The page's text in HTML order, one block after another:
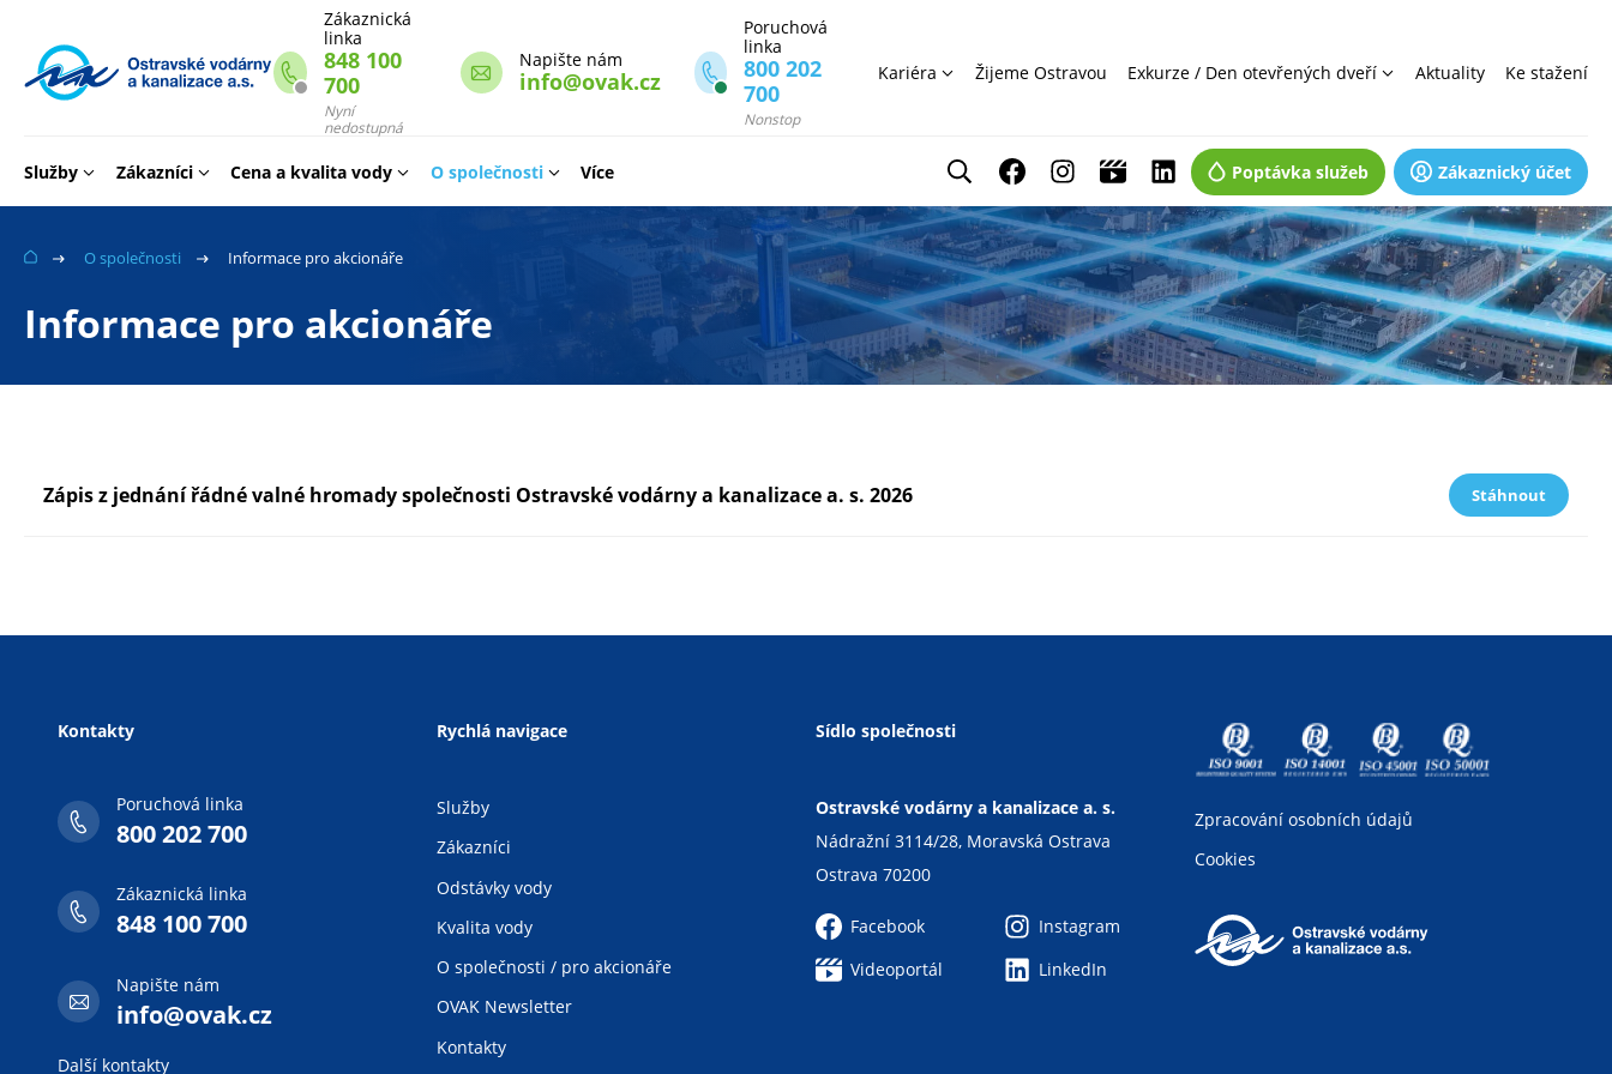
Webové
míru
Zákaznická
linka
848 100
700
Nyní
nedostupná
Napište nám
info@ovak.cz
Poruchová
linka
800 202
700
Nonstop
Kariéra Žijeme Ostravou Exkurze / Den otevřených dveří Aktuality Ke stažení
Služby Zákazníci Cena a kvalita vody O společnosti Více Poptávka služeb Zákaznický účet
O společnosti Informace pro akcionáře
Informace pro akcionáře
Zápis z jednání řádné valné hromady společnosti Ostravské vodárny a kanalizace a. s. 2026 Stáhnout
Kontakty
Poruchová linka
800 202 700
Zákaznická linka
848 100 700
Napište nám
info@ovak.cz
Další kontakty
Rychlá navigace
Služby
Zákazníci
Odstávky vody
Kvalita vody
O společnosti / pro akcionáře
OVAK Newsletter
Kontakty
Sídlo společnosti
Ostravské vodárny a kanalizace a. s.
Nádražní 3114/28, Moravská Ostrava
Ostrava 70200
Facebook
Instagram
Videoportál
LinkedIn
Zpracování osobních údajů
Cookies